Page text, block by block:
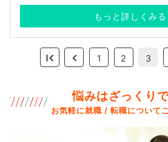
もっと詳しくみる
1 2 3
悩みはざっくり
お気軽に就職 / 転職について